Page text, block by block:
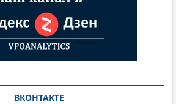
ВКОНТАКТЕ